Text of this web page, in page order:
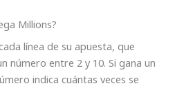
Millions?
línea de su apuesta, que
número entre 2 y 10. Si gana un
indica cuántas veces se